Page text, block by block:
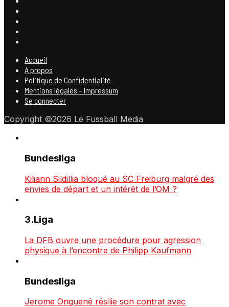
Accueil
A propos
Politique de Confidentialité
Mentions légales – Impressum
Se connecter
Copyright ©2026 Le Fussball Media
Bundesliga
Kiliann Sildillia bloqué au SC Freiburg malgré des
envies de départ et un intérêt de l’OM ?
3.Liga
La DFB ouvre une procédure pour agression
physique à l’encontre de Philipp Kaufmann
Bundesliga
Jerome Onguené résilie son contrat avec